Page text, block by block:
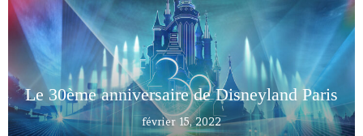
Le 30ème anniversaire de Disneyland Paris
février 15, 2022